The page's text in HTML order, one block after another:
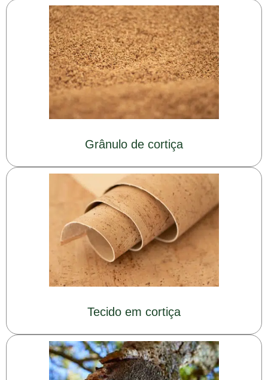
Grânulo de cortiça
Tecido em cortiça